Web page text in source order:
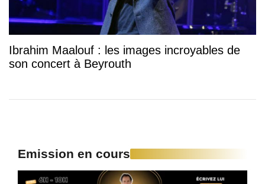
Ibrahim Maalouf : les images incroyables de
son concert à Beyrouth
Emission en cours